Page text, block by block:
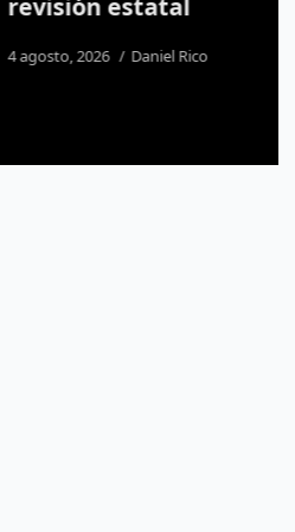
revisión estatal
4 agosto, 2026 Daniel Rico